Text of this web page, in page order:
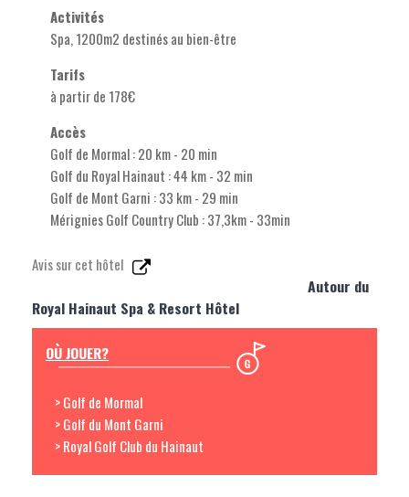
Activités
Spa, 1200m2 destinés au bien-être
Tarifs
à partir de 178€
Accès
Golf de Mormal : 20 km - 20 min
Golf du Royal Hainaut : 44 km - 32 min
Golf de Mont Garni : 33 km - 29 min
Mérignies Golf Country Club : 37,3km - 33min
Avis sur cet hôtel
Autour du
Royal Hainaut Spa & Resort Hôtel
OÙ JOUER?
> Golf de Mormal
> Golf du Mont Garni
> Royal Golf Club du Hainaut